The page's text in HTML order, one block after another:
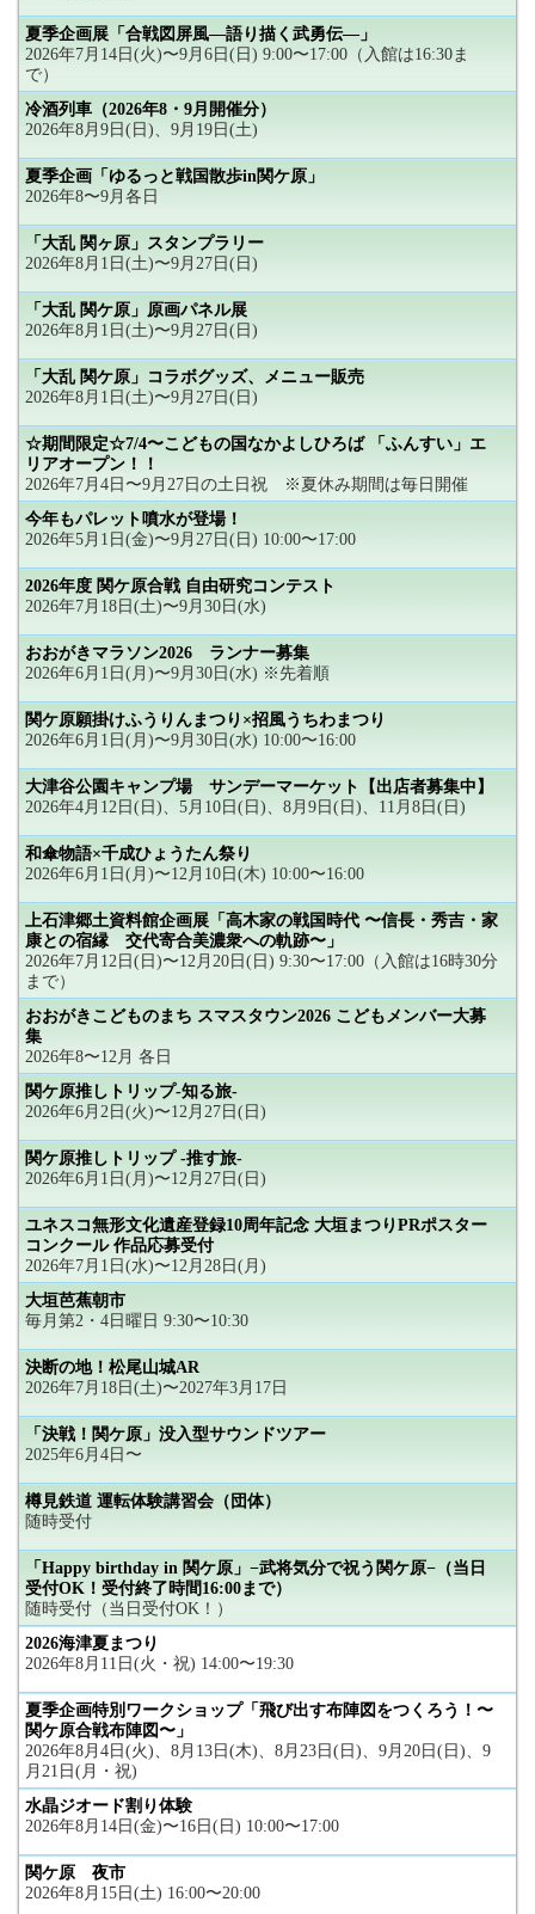
夏季企画展「合戦図屏風―語り描く武勇伝―」
2026年7月14日(火)〜9月6日(日) 9:00〜17:00（入館は16:30ま
で）
冷酒列車（2026年8・9月開催分）
2026年8月9日(日)、9月19日(土)
夏季企画「ゆるっと戦国散歩in関ケ原」
2026年8〜9月各日
「大乱 関ヶ原」スタンプラリー
2026年8月1日(土)〜9月27日(日)
「大乱 関ケ原」原画パネル展
2026年8月1日(土)〜9月27日(日)
「大乱 関ケ原」コラボグッズ、メニュー販売
2026年8月1日(土)〜9月27日(日)
☆期間限定☆7/4〜こどもの国なかよしひろば 「ふんすい」エ
リアオープン！！
2026年7月4日〜9月27日の土日祝 ※夏休み期間は毎日開催
今年もパレット噴水が登場！
2026年5月1日(金)〜9月27日(日) 10:00〜17:00
2026年度 関ケ原合戦 自由研究コンテスト
2026年7月18日(土)〜9月30日(水)
おおがきマラソン2026 ランナー募集
2026年6月1日(月)〜9月30日(水) ※先着順
関ケ原願掛けふうりんまつり×招風うちわまつり
2026年6月1日(月)〜9月30日(水) 10:00〜16:00
大津谷公園キャンプ場 サンデーマーケット【出店者募集中】
2026年4月12日(日)、5月10日(日)、8月9日(日)、11月8日(日)
和傘物語×千成ひょうたん祭り
2026年6月1日(月)〜12月10日(木) 10:00〜16:00
上石津郷土資料館企画展「高木家の戦国時代 〜信長・秀吉・家
康との宿縁 交代寄合美濃衆への軌跡〜」
2026年7月12日(日)〜12月20日(日) 9:30〜17:00（入館は16時30分
まで）
おおがきこどものまち スマスタウン2026 こどもメンバー大募
集
2026年8〜12月 各日
関ケ原推しトリップ-知る旅-
2026年6月2日(火)〜12月27日(日)
関ケ原推しトリップ -推す旅-
2026年6月1日(月)〜12月27日(日)
ユネスコ無形文化遺産登録10周年記念 大垣まつりPRポスター
コンクール 作品応募受付
2026年7月1日(水)〜12月28日(月)
大垣芭蕉朝市
毎月第2・4日曜日 9:30〜10:30
決断の地！松尾山城AR
2026年7月18日(土)〜2027年3月17日
「決戦！関ケ原」没入型サウンドツアー
2025年6月4日〜
樽見鉄道 運転体験講習会（団体）
随時受付
「Happy birthday in 関ケ原」−武将気分で祝う関ケ原−（当日
受付OK！受付終了時間16:00まで）
随時受付（当日受付OK！）
2026海津夏まつり
2026年8月11日(火・祝) 14:00〜19:30
夏季企画特別ワークショップ「飛び出す布陣図をつくろう！〜
関ケ原合戦布陣図〜」
2026年8月4日(火)、8月13日(木)、8月23日(日)、9月20日(日)、9
月21日(月・祝)
水晶ジオード割り体験
2026年8月14日(金)〜16日(日) 10:00〜17:00
関ケ原 夜市
2026年8月15日(土) 16:00〜20:00